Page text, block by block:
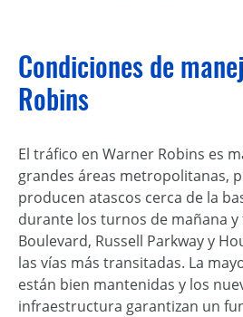
Condiciones de
Robins
El tráfico en Warner Robins es
grandes áreas metropolitanas,
producen atascos cerca de la
durante los turnos de mañana y
Boulevard, Russell Parkway y
las vías más transitadas. La
están bien mantenidas y los
infraestructura garantizan un